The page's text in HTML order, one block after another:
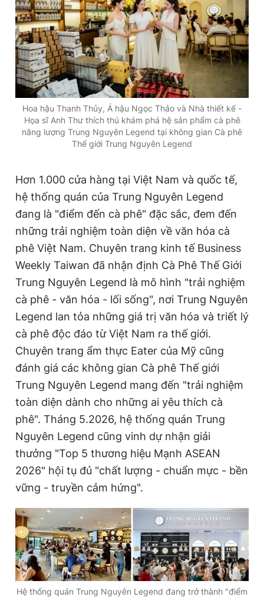
Hoa hậu Thanh Thủy, Á hậu Ngọc Thảo và Nhà thiết kế -
Họa sĩ Anh Thư thích thú khám phá hệ sản phẩm cà phê
năng lượng Trung Nguyên Legend tại không gian Cà phê
Thế giới Trung Nguyên Legend
Hơn 1.000 cửa hàng tại Việt Nam và quốc tế,
hệ thống quán của Trung Nguyên Legend
đang là "điểm đến cà phê" đặc sắc, đem đến
những trải nghiệm toàn diện về văn hóa cà
phê Việt Nam. Chuyên trang kinh tế Business
Weekly Taiwan đã nhận định Cà Phê Thế Giới
Trung Nguyên Legend là mô hình "trải nghiệm
cà phê - văn hóa - lối sống", nơi Trung Nguyên
Legend lan tỏa những giá trị văn hóa và triết lý
cà phê độc đáo từ Việt Nam ra thế giới.
Chuyên trang ẩm thực Eater của Mỹ cũng
đánh giá các không gian Cà phê Thế giới
Trung Nguyên Legend mang đến "trải nghiệm
toàn diện dành cho những ai yêu thích cà
phê". Tháng 5.2026, hệ thống quán Trung
Nguyên Legend cũng vinh dự nhận giải
thưởng "Top 5 thương hiệu Mạnh ASEAN
2026" hội tụ đủ "chất lượng - chuẩn mực - bền
vững - truyền cảm hứng".
Hệ thống quán Trung Nguyên Legend đang trở thành "điểm